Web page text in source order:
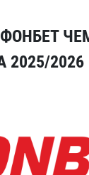
2025/2026